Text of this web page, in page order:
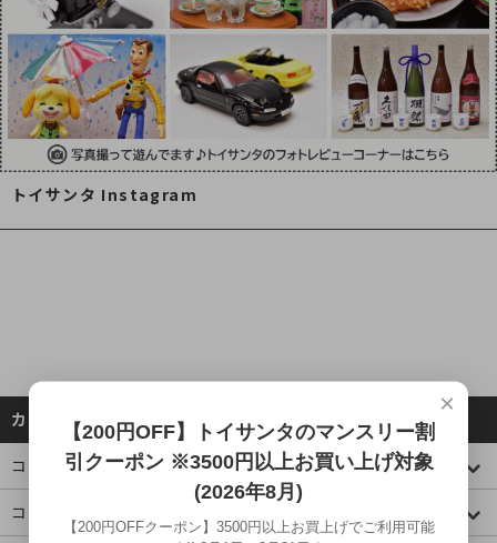
トイサンタ Instagram
カテゴリーから探す
コレクションケース
コミック・アニメ(ジャンプ)
×
【200円OFF】トイサンタのマンスリー割
引クーポン ※3500円以上お買い上げ対象
(2026年8月)
【200円OFFクーポン】3500円以上お買上げでご利用可能